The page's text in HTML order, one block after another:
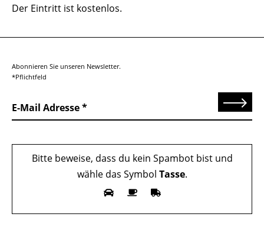
Der Eintritt ist kostenlos.
Abonnieren Sie unseren Newsletter.
*Pflichtfeld
E-Mail Adresse Senden
Bitte beweise, dass du kein Spambot bist und
wähle das Symbol Tasse.